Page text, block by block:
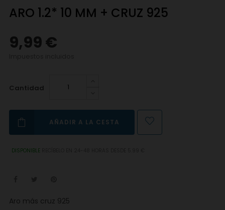
ARO 1.2* 10 MM + CRUZ 925
9,99 €
Cantidad
AÑADIR A LA CESTA
DISPONIBLE
Aro más cruz 925